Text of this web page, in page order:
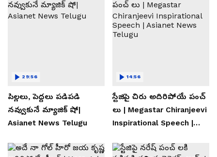
పిల్లలు, పెద్దలు పడిపడి
నవ్వుకునే మ్యాజిక్ షో|
Asianet News Telugu
29:56
స్టేజిపై చిరు అదిరిపోయే పంచ్
లు | Megastar Chiranjeevi
Inspirational Speech |
14:56